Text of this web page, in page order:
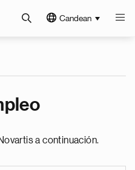
Candean
a continuación.